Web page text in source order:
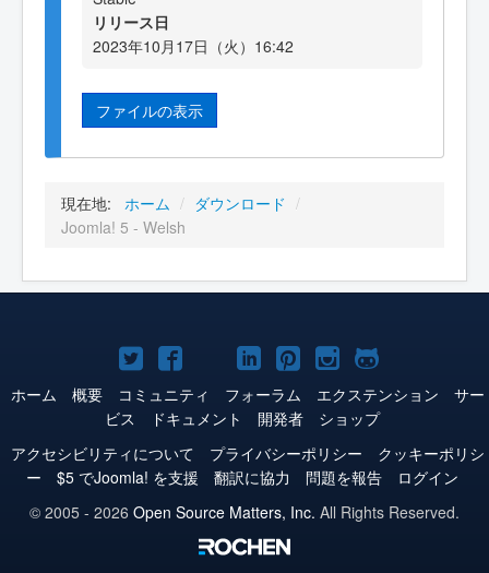
リリース日
2023年10月17日（火）16:42
ファイルの表示
現在地: ホーム / ダウンロード /
Joomla! 5 - Welsh
Joomla!
Twitter
Joomla!
Facebook
Joomla!
YouTube
Joomla!
LinkedIn
Joomla!
Pinterest
Joomla!
Instagram
Joomla!
GitHub
ホーム 概要 コミュニティ フォーラム エクステンション
サー
ビス
ドキュメント 開発者
ショップ
アクセシビリティについて
プライバシーポリシー
クッキーポリシ
ー
$5 でJoomla! を支援 翻訳に協力 問題を報告
ログイン
© 2005 - 2026 Open Source Matters, Inc. All Rights Reserved.